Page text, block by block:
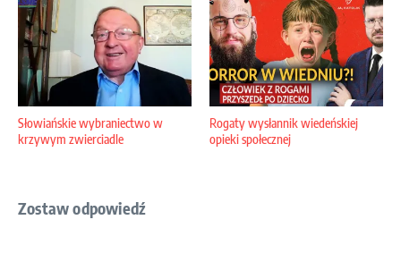
Słowiańskie wybraniectwo w
krzywym zwierciadle
Rogaty wysłannik wiedeńskiej
opieki społecznej
Zostaw odpowiedź